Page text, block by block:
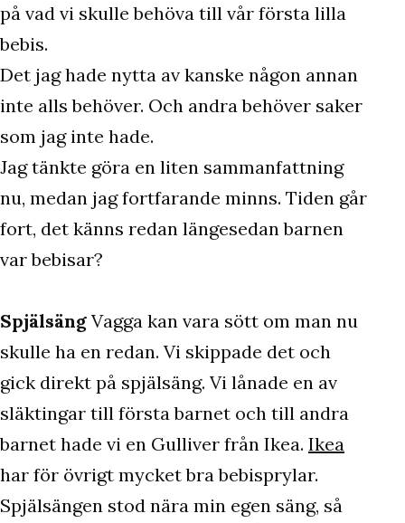
på vad vi skulle behöva till vår första lilla
bebis.
Det jag hade nytta av kanske någon annan
inte alls behöver. Och andra behöver saker
som jag inte hade.
Jag tänkte göra en liten sammanfattning
nu, medan jag fortfarande minns. Tiden går
fort, det känns redan längesedan barnen
var bebisar?
Spjälsäng Vagga kan vara sött om man nu
skulle ha en redan. Vi skippade det och
gick direkt på spjälsäng. Vi lånade en av
släktingar till första barnet och till andra
barnet hade vi en Gulliver från Ikea. Ikea
har för övrigt mycket bra bebisprylar.
Spjälsängen stod nära min egen säng, så